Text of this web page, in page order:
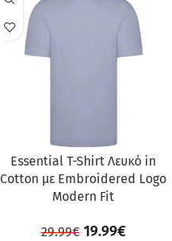
ΠΡΟΣΦΟΡΆ
Essential T-Shirt Λευκό in
Cotton με Embroidered Logo
Modern Fit
29.99€ 19.99€